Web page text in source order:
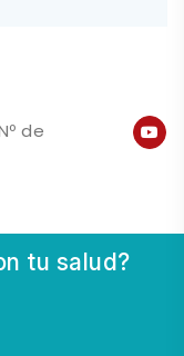
de
tu salud?